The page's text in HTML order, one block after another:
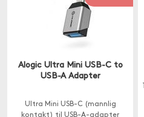
Alogic Ultra Mini USB-C to
USB-A Adapter
Ultra Mini USB-C (mannlig
kontakt) til USB-A-adapter